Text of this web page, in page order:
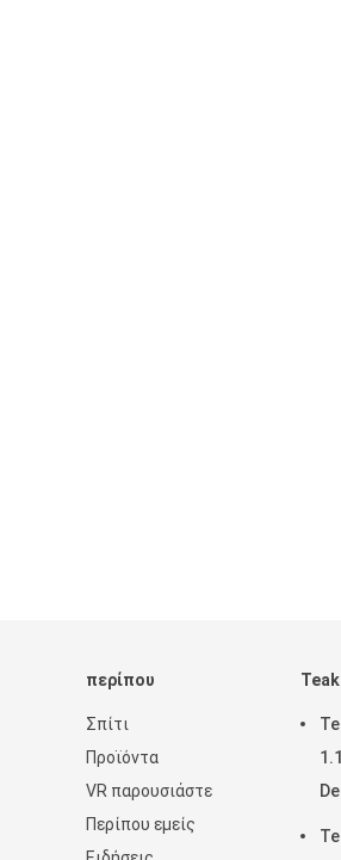
περίπου
Σπίτι
Προϊόντα
VR παρουσιάστε
Περίπου εμείς